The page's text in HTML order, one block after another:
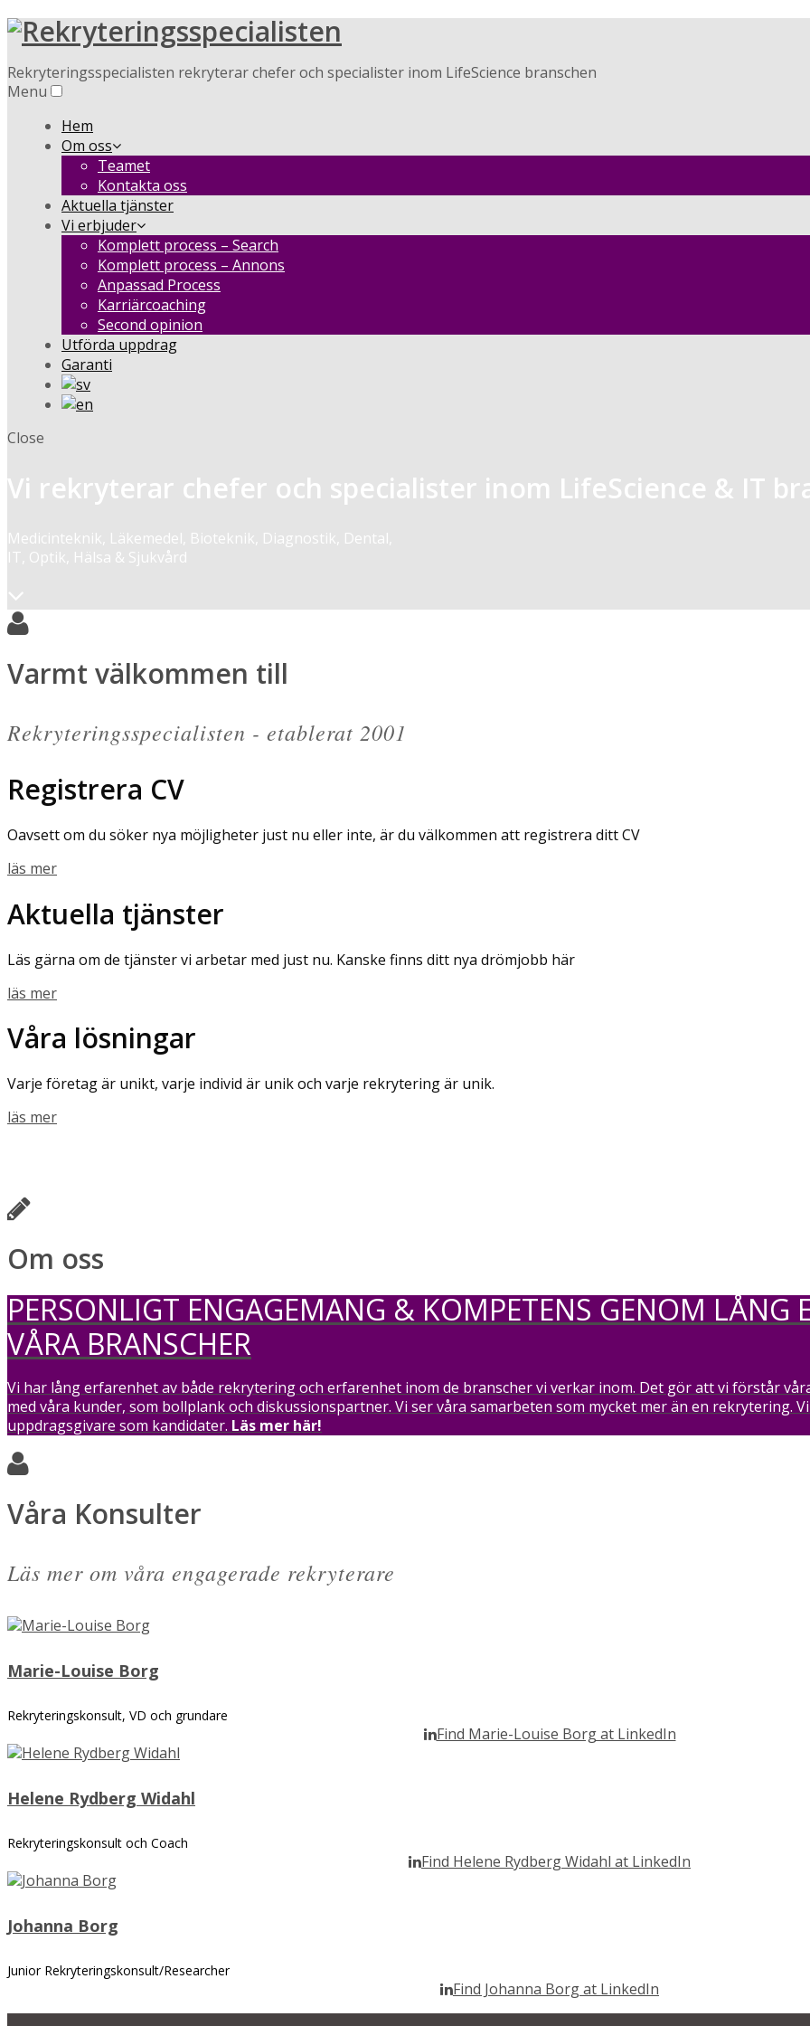
Rekryteringsspecialisten rekryterar chefer och specialister inom LifeScience branschen
Menu
Hem
Om oss
Teamet
Kontakta oss
Aktuella tjänster
Vi erbjuder
Komplett process – Search
Komplett process – Annons
Anpassad Process
Karriärcoaching
Second opinion
Utförda uppdrag
Garanti
Close
Vi rekryterar chefer och specialister inom LifeScience & IT
Medicinteknik, Läkemedel, Bioteknik, Diagnostik, Dental,
IT, Optik, Hälsa & Sjukvård
Varmt välkommen till
Rekryteringsspecialisten - etablerat 2001
Registrera CV
Oavsett om du söker nya möjligheter just nu eller inte, är du välkommen att registrera ditt CV
läs mer
Aktuella tjänster
Läs gärna om de tjänster vi arbetar med just nu. Kanske finns ditt nya drömjobb här
läs mer
Våra lösningar
Varje företag är unikt, varje individ är unik och varje rekrytering är unik.
läs mer
Om oss
PERSONLIGT ENGAGEMANG & KOMPETENS GENOM LÅNG
VÅRA BRANSCHER
Vi har lång erfarenhet av både rekrytering och erfarenhet inom de branscher vi verkar inom. Det gör att vi förstår
med våra kunder, som bollplank och diskussionspartner. Vi ser våra samarbeten som mycket mer än en rekrytering.
uppdragsgivare som kandidater. Läs mer här!
Våra Konsulter
Läs mer om våra engagerade rekryterare
Marie-Louise Borg
Rekryteringskonsult, VD och grundare
Find Marie-Louise Borg at LinkedIn
Helene Rydberg Widahl
Rekryteringskonsult och Coach
Find Helene Rydberg Widahl at LinkedIn
Johanna Borg
Junior Rekryteringskonsult/Researcher
Find Johanna Borg at LinkedIn